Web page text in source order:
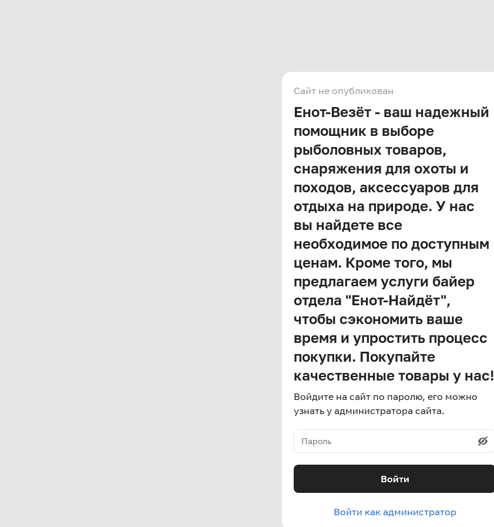
Сайт не опубликован
Енот-Везёт - ваш надежный
помощник в выборе
рыболовных товаров,
снаряжения для охоты и
походов, аксессуаров для
отдыха на природе. У нас
вы найдете все
необходимое по доступным
ценам. Кроме того, мы
предлагаем услуги байер
отдела "Енот-Найдёт",
чтобы сэкономить ваше
время и упростить процесс
покупки. Покупайте
качественные товары у нас!
Войдите на сайт по паролю, его можно
узнать у администратора сайта.
Войти
Войти как администратор